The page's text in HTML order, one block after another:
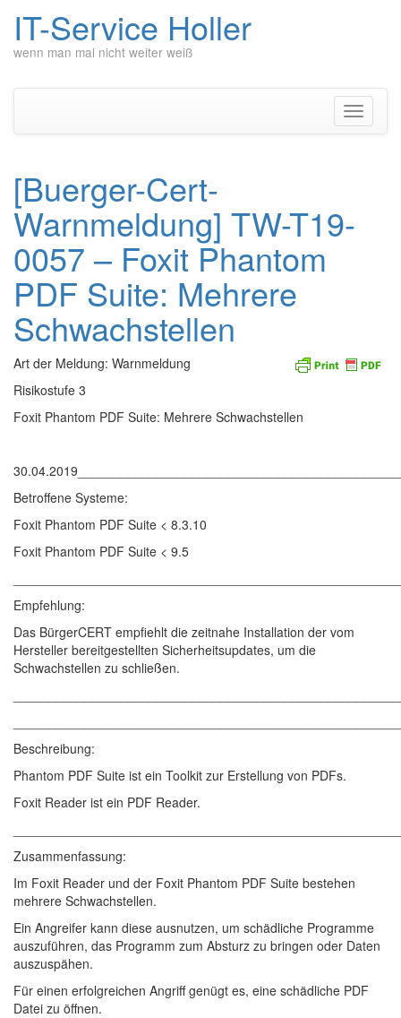
IT-Service Holler
wenn man mal nicht weiter weiß
[Buerger-Cert-
Warnmeldung] TW-T19-
0057 – Foxit Phantom
PDF Suite: Mehrere
Schwachstellen
Art der Meldung: Warnmeldung
Risikostufe 3
Foxit Phantom PDF Suite: Mehrere Schwachstellen
Betroffene Systeme:
Foxit Phantom PDF Suite < 8.3.10
Foxit Phantom PDF Suite < 9.5
Empfehlung:
Das BürgerCERT empfiehlt die zeitnahe Installation der vom
Hersteller bereitgestellten Sicherheitsupdates, um die
Schwachstellen zu schließen.
Beschreibung:
Phantom PDF Suite ist ein Toolkit zur Erstellung von PDFs.
Foxit Reader ist ein PDF Reader.
Zusammenfassung:
Im Foxit Reader und der Foxit Phantom PDF Suite bestehen
mehrere Schwachstellen.
Ein Angreifer kann diese ausnutzen, um schädliche Programme
auszuführen, das Programm zum Absturz zu bringen oder Daten
auszuspähen.
Für einen erfolgreichen Angriff genügt es, eine schädliche PDF
Datei zu öffnen.